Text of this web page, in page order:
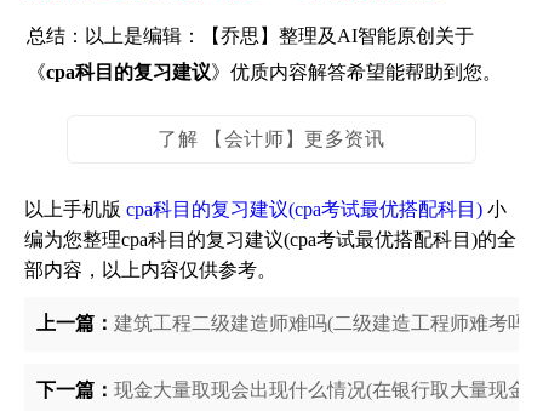
总结：以上是编辑：【乔思】整理及AI智能原创关于
《cpa科目的复习建议》优质内容解答希望能帮助到您。
了解 【会计师】更多资讯
以上手机版 cpa科目的复习建议(cpa考试最优搭配科目) 小
编为您整理cpa科目的复习建议(cpa考试最优搭配科目)的全
部内容，以上内容仅供参考。
上一篇： 建筑工程二级建造师难吗(二级建造工程师难考吗)
下一篇： 现金大量取现会出现什么情况(在银行取大量现金)